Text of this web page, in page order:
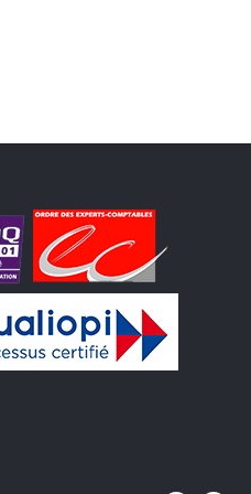
pour contrôler la manière